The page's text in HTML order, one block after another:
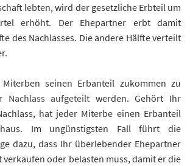
lebten, wird der gesetzliche Erbteil um
erhöht. Der Ehepartner erbt damit
des Nachlasses. Die andere Hälfte verteilt
seinen Erbanteil zukommen zu
Nachlass aufgeteilt werden. Gehört Ihr
hat jeder Miterbe einen Erbanteil
Im ungünstigsten Fall führt die
dazu, dass Ihr überlebender Ehepartner
verkaufen oder belasten muss, damit er die